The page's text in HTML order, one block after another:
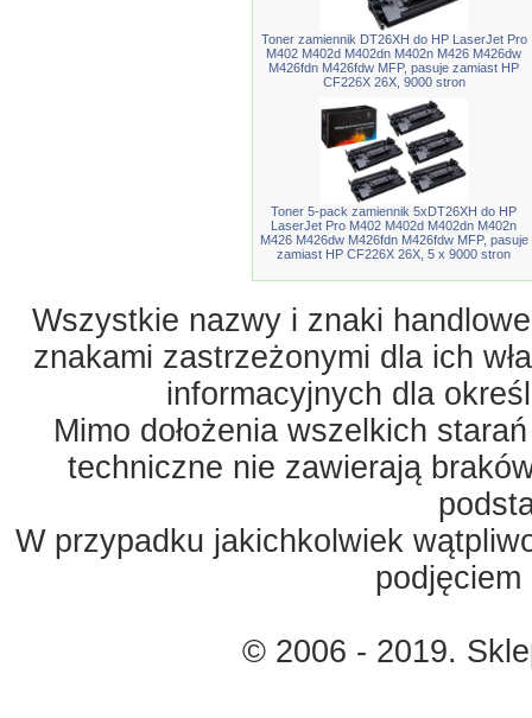
Toner zamiennik DT26XH do HP LaserJet Pro
M402 M402d M402dn M402n M426 M426dw
M426fdn M426fdw MFP, pasuje zamiast HP
CF226X 26X, 9000 stron
Toner 5-pack zamiennik 5xDT26XH do HP
LaserJet Pro M402 M402d M402dn M402n
M426 M426dw M426fdn M426fdw MFP, pasuje
zamiast HP CF226X 26X, 5 x 9000 stron
Wszystkie nazwy i znaki
znakami zastrzeżonymi dla ich
informacyjnych dla
Mimo dołożenia wszelkich
techniczne nie zawierają
W przypadku jakichkolwiek
© 2006 - 2019.